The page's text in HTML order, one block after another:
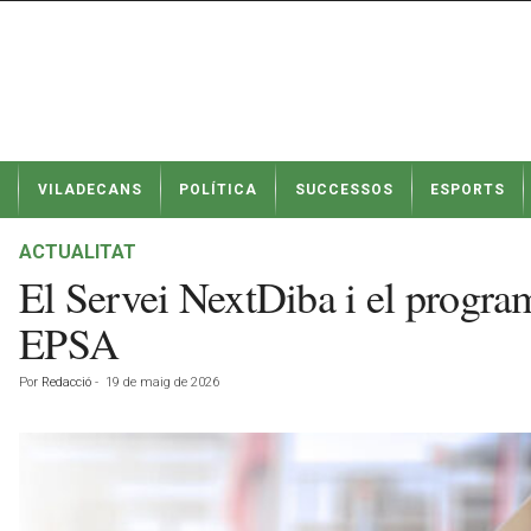
t
VILADECANS POLÍTICA SUCCESSOS ESPORTS
ACTUALITAT
El Servei NextDiba i el
EPSA
Por Redacció - 19 de maig de 2026